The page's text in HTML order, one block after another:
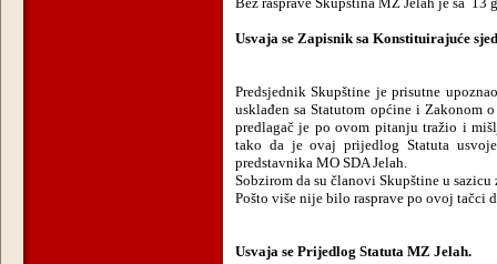
Usvaja se Zapisnik sa Konstituirajuće
Predsjednik Skupštine je prisutne
usklađen sa Statutom općine i Zakonom
predlagač je po ovom pitanju tražio i
tako da je ovaj prijedlog Statuta
predstavnika MO SDA Jelah.
Sobzirom da su članovi Skupštine u
Pošto više nije bilo rasprave po ovoj tačci
Usvaja se Prijedlog Statuta MZ Jelah.